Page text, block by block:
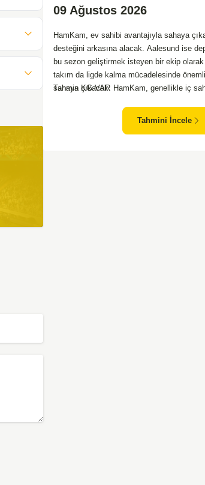
09 Ağustos 2026
HamKam, ev sahibi avantajıyla sahaya
desteğini arkasına alacak. Aalesund ise
bu sezon geliştirmek isteyen bir ekip
takım da ligde kalma mücadelesinde
sahaya çıkacak. HamKam, genellikle iç
maçta belirleyici unsurlardan biri olabilir.
Tahmin KG VAR
Tahmini İncele